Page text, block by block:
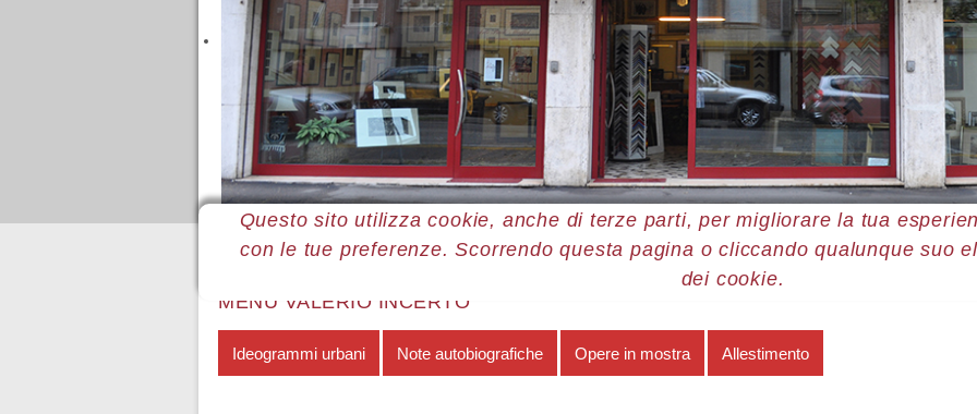
Questo sito utilizza cookie, anche di terze parti, per migliorare la tua
con le tue preferenze. Scorrendo questa pagina o cliccando qualunque suo
dei cookie.
Sei qui: Home Le mostre Mostre 2017 Valerio Incerto Allestimento
MENÙ VALERIO INCERTO
Ideogrammi urbani Note autobiografiche Opere in mostra Allestimento